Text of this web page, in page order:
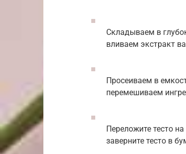
Складываем в
вливаем экстракт
Просеиваем в
перемешиваем
Переложите тесто
заверните тесто в